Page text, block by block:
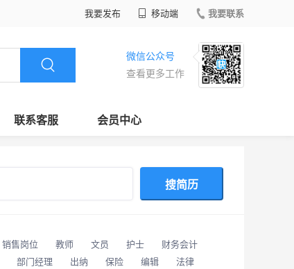
我要发布 移动端 我要联系
微信公众号
查看更多工作
联系客服 会员中心
搜简历
销售岗位 教师 文员 护士
财务会计
部门经理 出纳 保险 编辑
法律